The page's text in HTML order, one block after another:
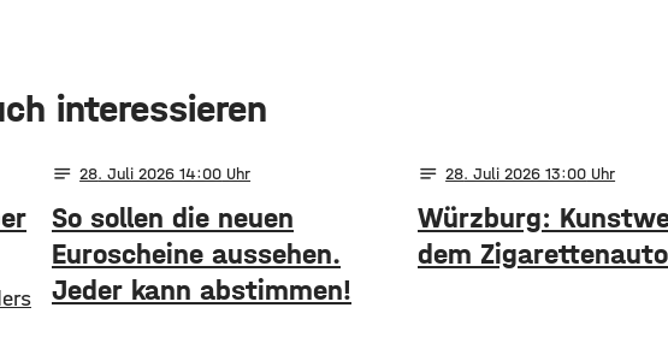
interessieren
notes 28. Juli 2026 14:00
So sollen die neuen
Euroscheine aussehen.
Jeder kann abstimmen!
notes 28. Juli 2026 13:00
Würzburg:
dem